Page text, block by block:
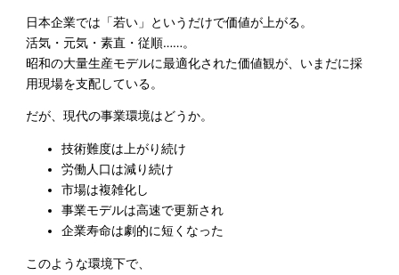
日本企業では「若い」というだけで価値が上がる。
活気・元気・素直・従順……。
昭和の大量生産モデルに最適化された価値観が、いまだに採
用現場を支配している。
だが、現代の事業環境はどうか。
技術難度は上がり続け
労働人口は減り続け
市場は複雑化し
事業モデルは高速で更新され
企業寿命は劇的に短くなった
このような環境下で、